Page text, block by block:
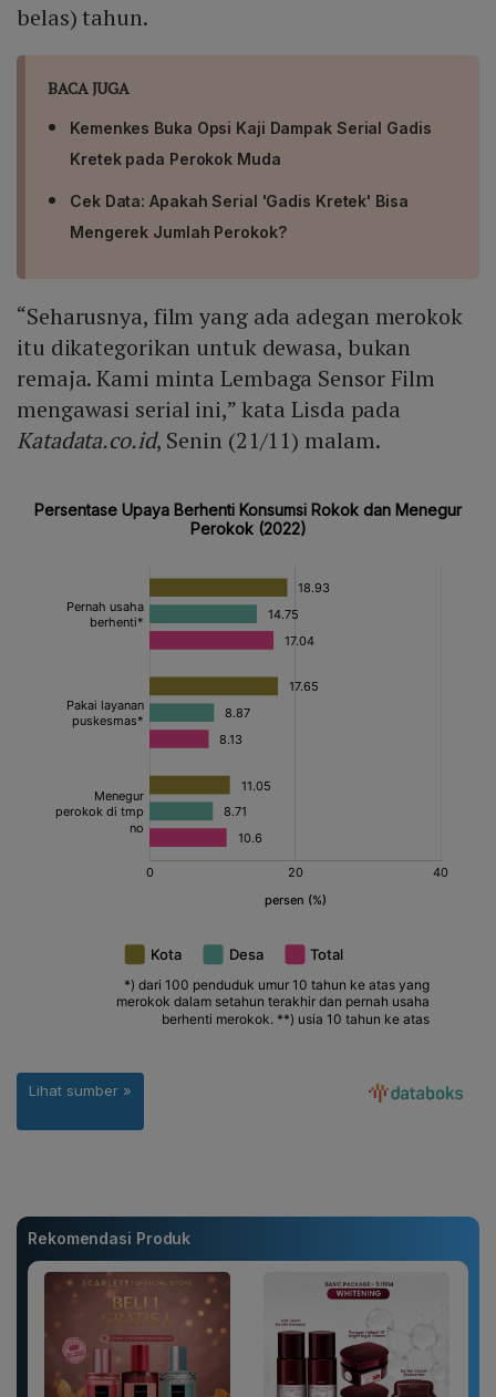
belas) tahun.
BACA JUGA
Kemenkes Buka Opsi Kaji Dampak Serial Gadis
Kretek pada Perokok Muda
Cek Data: Apakah Serial 'Gadis Kretek' Bisa
Mengerek Jumlah Perokok?
“Seharusnya, film yang ada adegan merokok
itu dikategorikan untuk dewasa, bukan
remaja. Kami minta Lembaga Sensor Film
mengawasi serial ini,” kata Lisda pada
Katadata.co.id, Senin (21/11) malam.
Rekomendasi Produk